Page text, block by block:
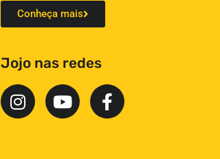
Conheça mais
Jojo nas redes